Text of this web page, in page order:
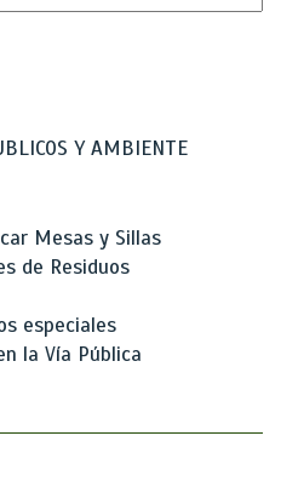
Y AMBIENTE
Mesas y Sillas
de Residuos
especiales
la Vía Pública